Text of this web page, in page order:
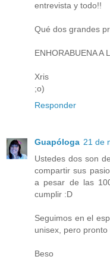
entrevista y todo!!
Qué dos grandes
ENHORABUENA A
Xris
;o)
Responder
Guapóloga 21 de
Ustedes dos son
compartir sus
a pesar de las
cumplir :D
Seguimos en el
unisex, pero
Beso